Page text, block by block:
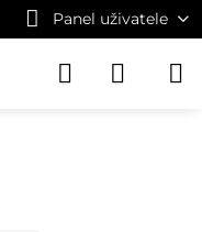
Panel uživatele